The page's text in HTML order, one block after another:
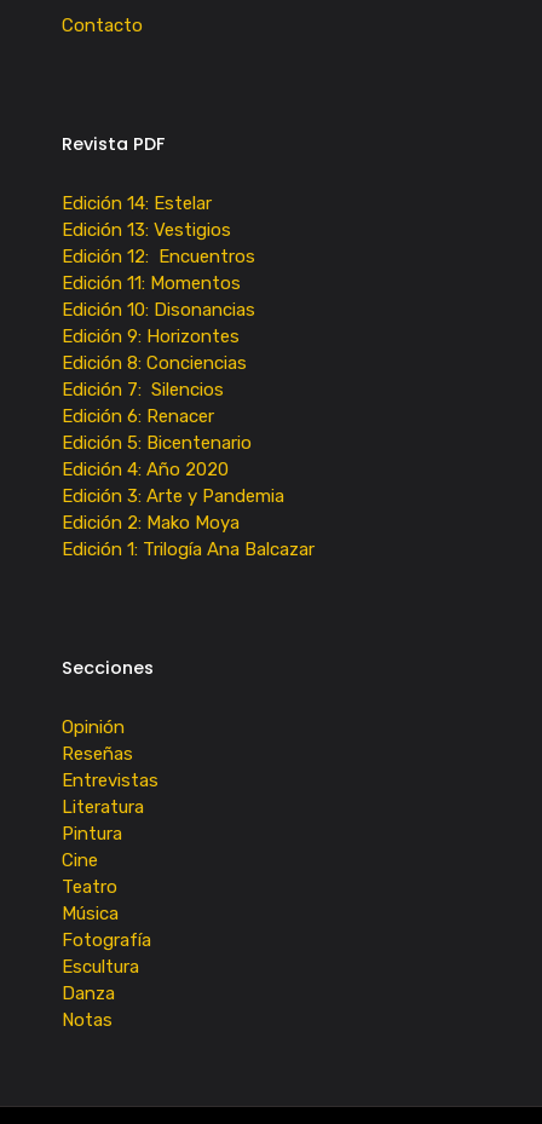
Contacto
Revista PDF
Edición 14: Estelar
Edición 13: Vestigios
Edición 12: Encuentros
Edición 11: Momentos
Edición 10: Disonancias
Edición 9: Horizontes
Edición 8: Conciencias
Edición 7: Silencios
Edición 6: Renacer
Edición 5: Bicentenario
Edición 4: Año 2020
Edición 3: Arte y Pandemia
Edición 2: Mako Moya
Edición 1: Trilogía Ana Balcazar
Secciones
Opinión
Reseñas
Entrevistas
Literatura
Pintura
Cine
Teatro
Música
Fotografía
Escultura
Danza
Notas